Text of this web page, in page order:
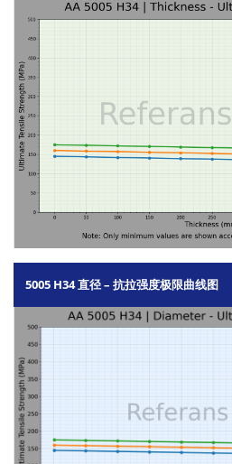
5005 H34 直径 – 抗拉强度极限曲线图